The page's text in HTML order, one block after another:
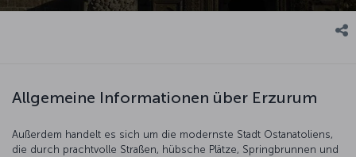
Allgemeine Informationen über Erzurum
Außerdem handelt es sich um die modernste Stadt Ostanatoliens,
die durch prachtvolle Straßen, hübsche Plätze, Springbrunnen und